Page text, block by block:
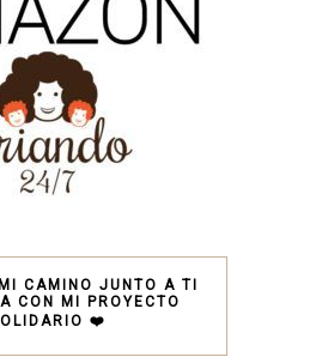
CAMINO JUNTO A TI
CON MI PROYECTO
❤️